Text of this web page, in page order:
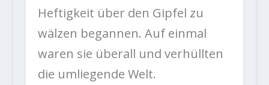
Heftigkeit über den Gipfel zu
wälzen begannen. Auf einmal
waren sie überall und verhüllten
die umliegende Welt.